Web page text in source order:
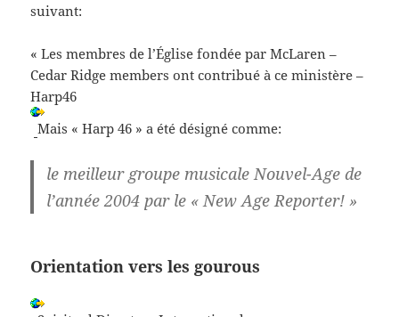
suivant:
« Les membres de l’Église fondée par McLaren –
Cedar Ridge members ont contribué à ce ministère –
Harp46
Mais « Harp 46 » a été désigné comme:
le meilleur groupe musicale Nouvel-Age de
l’année 2004 par le « New Age Reporter! »
Orientation vers les gourous